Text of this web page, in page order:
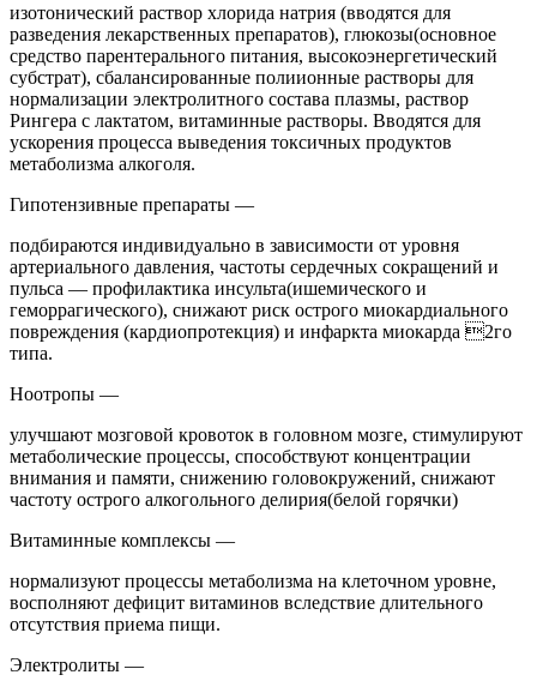
изотонический раствор хлорида натрия (вводятся для
разведения лекарственных препаратов), глюкозы(основное
средство парентерального питания, высокоэнергетический
субстрат), сбалансированные полиионные растворы для
нормализации электролитного состава плазмы, раствор
Рингера с лактатом, витаминные растворы. Вводятся для
ускорения процесса выведения токсичных продуктов
метаболизма алкоголя.
Гипотензивные препараты —
подбираются индивидуально в зависимости от уровня
артериального давления, частоты сердечных сокращений и
пульса — профилактика инсульта(ишемического и
геморрагического), снижают риск острого миокардиального
повреждения (кардиопротекция) и инфаркта миокарда 2го
типа.
Ноотропы —
улучшают мозговой кровоток в головном мозге, стимулируют
метаболические процессы, способствуют концентрации
внимания и памяти, снижению головокружений, снижают
частоту острого алкогольного делирия(белой горячки)
Витаминные комплексы —
нормализуют процессы метаболизма на клеточном уровне,
восполняют дефицит витаминов вследствие длительного
отсутствия приема пищи.
Электролиты —